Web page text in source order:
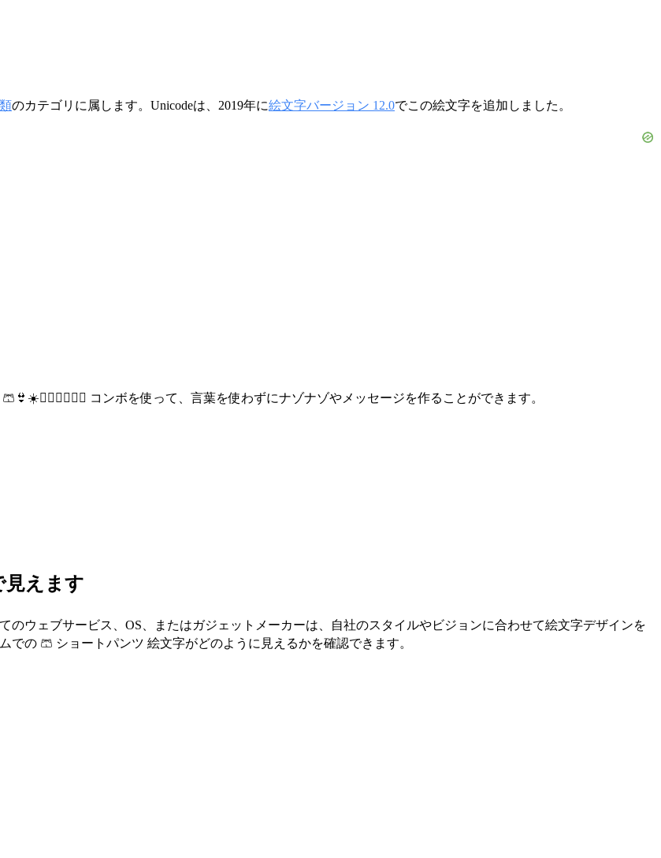
のカテゴリに属します。Unicodeは、2019年に絵文字バージョン 12.0でこの絵文字を追加しました。
コンボを使って、言葉を使わずにナゾナゾやメッセージを作ることができます。
見えます
ウェブサービス、OS、またはガジェットメーカーは、自社のスタイルやビジョンに合わせて絵文字デザインを
の 🩳 ショートパンツ 絵文字がどのように見えるかを確認できます。